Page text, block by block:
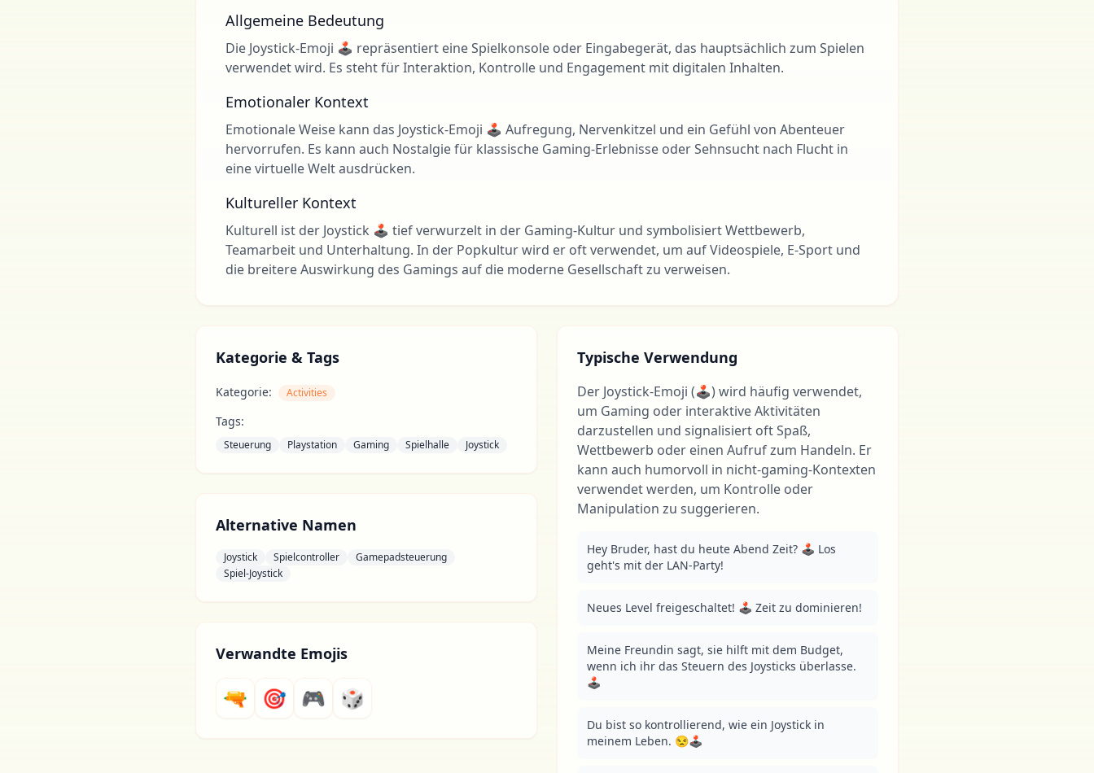
Allgemeine Bedeutung
Die Joystick-Emoji 🕹 repräsentiert eine Spielkonsole oder Eingabegerät, das hauptsächlich zum Spielen
verwendet wird. Es steht für Interaktion, Kontrolle und Engagement mit digitalen Inhalten.
Emotionaler Kontext
Emotionale Weise kann das Joystick-Emoji 🕹 Aufregung, Nervenkitzel und ein Gefühl von Abenteuer
hervorrufen. Es kann auch Nostalgie für klassische Gaming-Erlebnisse oder Sehnsucht nach Flucht in
eine virtuelle Welt ausdrücken.
Kultureller Kontext
Kulturell ist der Joystick 🕹 tief verwurzelt in der Gaming-Kultur und symbolisiert Wettbewerb,
Teamarbeit und Unterhaltung. In der Popkultur wird er oft verwendet, um auf Videospiele, E-Sport und
die breitere Auswirkung des Gamings auf die moderne Gesellschaft zu verweisen.
Kategorie & Tags
Kategorie: Activities
Tags:
Steuerung Playstation Gaming Spielhalle Joystick
Alternative Namen
Joystick Spielcontroller
Gamepadsteuerung
Spiel-Joystick
Verwandte Emojis
🔫 🎯 🎮 🎲
Typische Verwendung
Der Joystick-Emoji (🕹) wird häufig verwendet,
um Gaming oder interaktive Aktivitäten
darzustellen und signalisiert oft Spaß,
Wettbewerb oder einen Aufruf zum Handeln. Er
kann auch humorvoll in nicht-gaming-Kontexten
verwendet werden, um Kontrolle oder
Manipulation zu suggerieren.
Hey Bruder, hast du heute Abend Zeit? 🕹 Los
geht's mit der LAN-Party!
Neues Level freigeschaltet! 🕹 Zeit zu dominieren!
Meine Freundin sagt, sie hilft mit dem Budget,
wenn ich ihr das Steuern des Joysticks überlasse.
🕹
Du bist so kontrollierend, wie ein Joystick in
meinem Leben. 😒🕹️